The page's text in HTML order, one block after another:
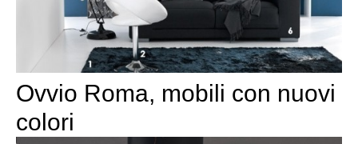
Ovvio Roma, mobili con nuovi
colori